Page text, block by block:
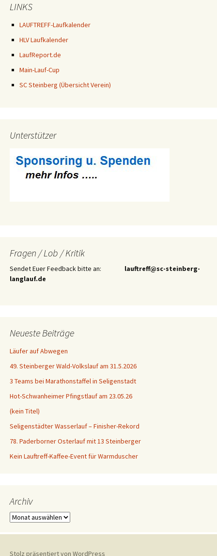
LINKS
LAUFTREFF-Laufkalender
HLV Laufkalender
LaufReport.de
Main-Lauf-Cup
SC Steinberg (Übersicht Verein)
Unterstützer
Fragen / Lob / Kritik
Sendet Euer Feedback bitte an: lauftreff@sc-steinberg-
langlauf.de
Neueste Beiträge
Läufer auf Abwegen
49. Steinberger Wald-Volkslauf am 31.5.2026
3 Teams bei Marathonstaffel in Seligenstadt
Hot-Schwanheimer Pfingstlauf am 23.05.26
(kein Titel)
Seligenstädter Wasserlauf – Finisher-Rekord
78. Paderborner Osterlauf mit 13 Steinberger
Kein Lauftreff-Kaffee-Event für Warmduscher
Archiv
Archiv
Stolz präsentiert von WordPress